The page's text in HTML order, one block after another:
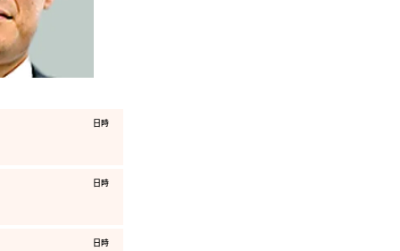
​日時
​日時
​日時